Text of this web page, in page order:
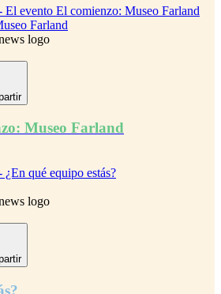
Farland
Museo Farland